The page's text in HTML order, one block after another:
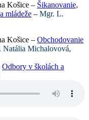
Košice – Šikanovanie,
mládeže – Mgr. L.
Košice – Obchodovanie
Michalovová,
Odbory v školách a